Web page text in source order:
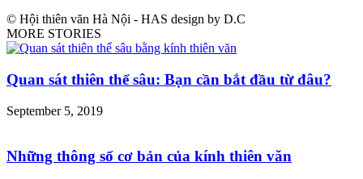
© Hội thiên văn Hà Nội - HAS design by D.C
MORE STORIES
Quan sát thiên thể sâu: Bạn cần bắt đầu từ đâu?
September 5, 2019
Những thông số cơ bản của kính thiên văn